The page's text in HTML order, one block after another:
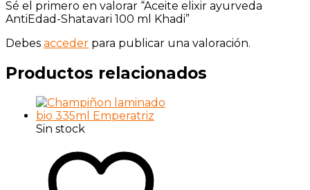
Sé el primero en valorar “Aceite elixir ayurveda
AntiEdad-Shatavari 100 ml Khadi”
Debes acceder para publicar una valoración.
Productos relacionados
Sin stock